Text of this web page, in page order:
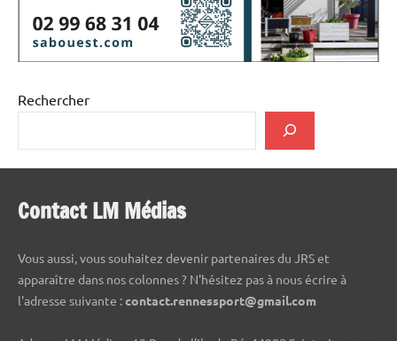
Rechercher
Contact LM Médias
Vous aussi, vous souhaitez devenir partenaires du JRS et
apparaître dans nos colonnes ? N'hésitez pas à nous écrire à
l'adresse suivante :contact.rennessport@gmail.com